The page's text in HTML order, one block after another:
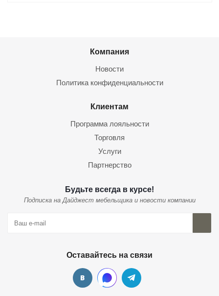
Компания
Новости
Политика конфиденциальности
Клиентам
Программа лояльности
Торговля
Услуги
Партнерство
Будьте всегда в курсе!
Подписка на Дайджест мебельщика и новости компании
Оставайтесь на связи